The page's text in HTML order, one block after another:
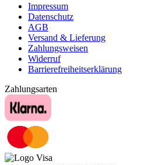
Impressum
Datenschutz
AGB
Versand & Lieferung
Zahlungsweisen
Widerruf
Barrierefreiheitserklärung
Zahlungsarten